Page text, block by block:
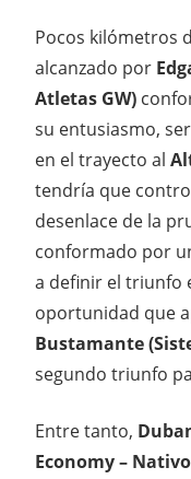
Pocos kilómetros
alcanzado por
Atletas GW)
su entusiasmo,
en el trayecto al
tendría que
desenlace de la
conformado por
a definir el triunfo
oportunidad que
Bustamante
segundo triunfo
Entre tanto,
Economy –